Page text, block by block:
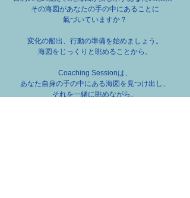
その海図があなたの手の中にあることに
氣づいていますか？
変化の船出、行動の準備を始めましょう。
海図をじっくりと眺めることから。
​Coaching Sessionは、
あなた自身の手の中にある海図を見つけ出し、
それを一緒に眺めながら、